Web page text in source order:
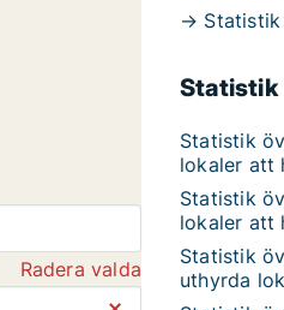
Radera valda
→ Statistik
Statistik
Statistik
lokaler att
Statistik
lokaler att
Statistik
uthyrda